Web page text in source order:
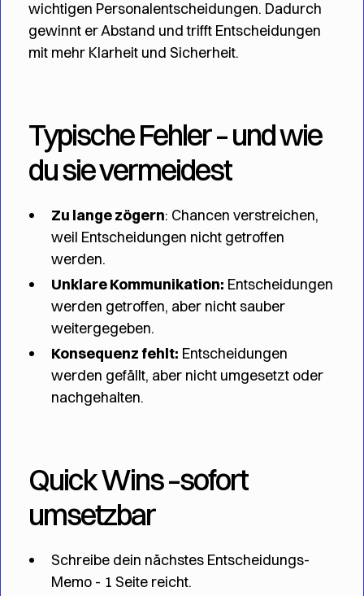
wichtigen Personalentscheidungen. Dadurch
gewinnt er Abstand und trifft Entscheidungen
mit mehr Klarheit und Sicherheit.
Typische Fehler – und wie
du sie vermeidest
Zu lange zögern: Chancen verstreichen,
weil Entscheidungen nicht getroffen
werden.
Unklare Kommunikation: Entscheidungen
werden getroffen, aber nicht sauber
weitergegeben.
Konsequenz fehlt: Entscheidungen
werden gefällt, aber nicht umgesetzt oder
nachgehalten.
Quick Wins –sofort
umsetzbar
Schreibe dein nächstes Entscheidungs-
Memo - 1 Seite reicht.